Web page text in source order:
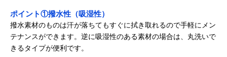
ポイント①撥水性（吸湿性）
撥水素材のものは汗が落ちてもすぐに拭き取れるので手軽にメン
テナンスができます。逆に吸湿性のある素材の場合は、丸洗いで
きるタイプが便利です。